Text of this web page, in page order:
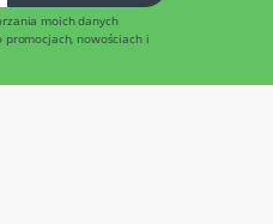
moich danych
nowościach i